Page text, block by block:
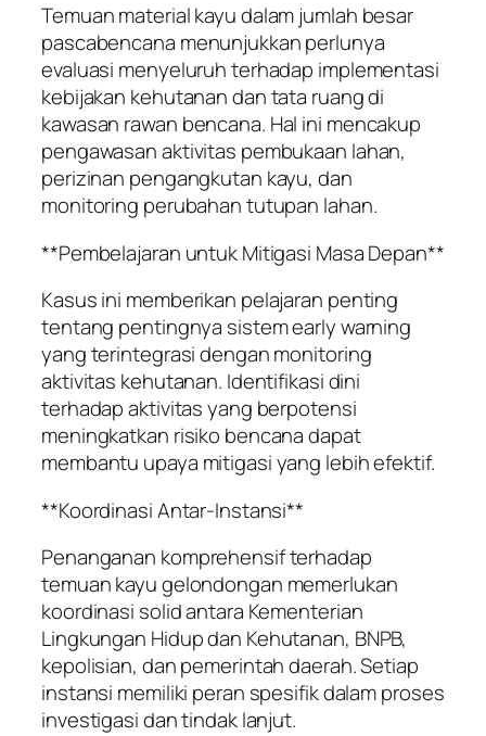
Temuan material kayu dalam jumlah besar
pascabencana menunjukkan perlunya
evaluasi menyeluruh terhadap implementasi
kebijakan kehutanan dan tata ruang di
kawasan rawan bencana. Hal ini mencakup
pengawasan aktivitas pembukaan lahan,
perizinan pengangkutan kayu, dan
monitoring perubahan tutupan lahan.
**Pembelajaran untuk Mitigasi Masa Depan**
Kasus ini memberikan pelajaran penting
tentang pentingnya sistem early warning
yang terintegrasi dengan monitoring
aktivitas kehutanan. Identifikasi dini
terhadap aktivitas yang berpotensi
meningkatkan risiko bencana dapat
membantu upaya mitigasi yang lebih efektif.
**Koordinasi Antar-Instansi**
Penanganan komprehensif terhadap
temuan kayu gelondongan memerlukan
koordinasi solid antara Kementerian
Lingkungan Hidup dan Kehutanan, BNPB,
kepolisian, dan pemerintah daerah. Setiap
instansi memiliki peran spesifik dalam proses
investigasi dan tindak lanjut.